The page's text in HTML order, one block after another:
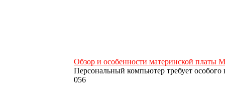
Обзор и особенности материнской платы
Персональный компьютер требует особого
056